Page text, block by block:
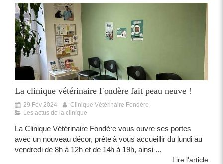
La clinique vétérinaire Fondère fait peau neuve !
29 Fév 2024
Clinique Vétérinaire Fondère
Les actus de la clinique
La Clinique Vétérinaire Fondère vous ouvre ses portes
avec un nouveau décor, prête à vous accueillir du lundi au
vendredi de 8h à 12h et de 14h à 19h, ainsi ...
Lire l'article